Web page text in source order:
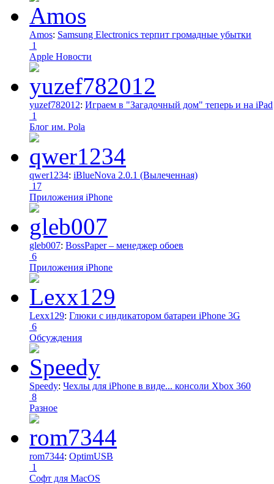
Amos: Samsung Electronics терпит громадные убытки
1
Apple Новости
yuzef782012: Играем в "Загадочный дом" теперь и на iPad
1
Блог им. Pola
qwer1234: iBlueNova 2.0.1 (Вылеченная)
17
Приложения iPhone
gleb007: BossPaper – менеджер обоев
6
Приложения iPhone
Lexx129: Глюки с индикатором батареи iPhone 3G
6
Обсуждения
Speedy: Чехлы для iPhone в виде... консоли Xbox 360
8
Разное
rom7344: OptimUSB
1
Софт для MacOS